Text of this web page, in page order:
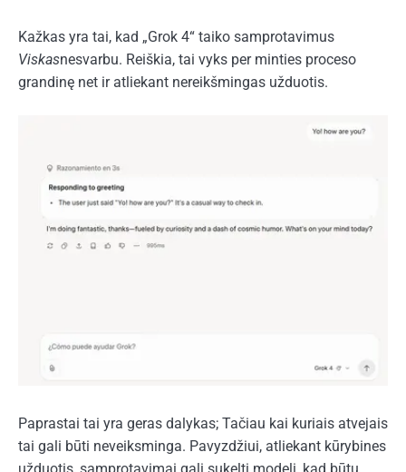
Kažkas yra tai, kad „Grok 4“ taiko samprotavimus
Viskasnesvarbu. Reiškia, tai vyks per minties proceso
grandinę net ir atliekant nereikšmingas užduotis.
Paprastai tai yra geras dalykas; Tačiau kai kuriais atvejais
tai gali būti neveiksminga. Pavyzdžiui, atliekant kūrybines
užduotis, samprotavimai gali sukelti modelį, kad būtų